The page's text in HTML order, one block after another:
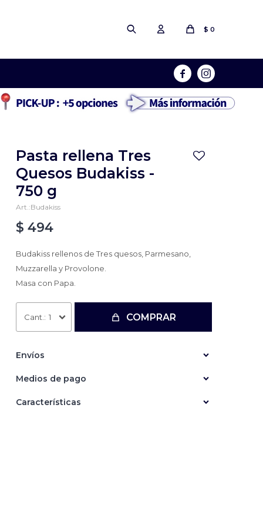
$ 0
 
Pasta rellena Tres
Quesos Budakiss -
750 g
Budakiss
$ 494
Budakiss rellenos de Tres quesos, Parmesano,
Muzzarella y Provolone.
Masa con Papa.
1 COMPRAR
Envíos
Medios de pago
Características